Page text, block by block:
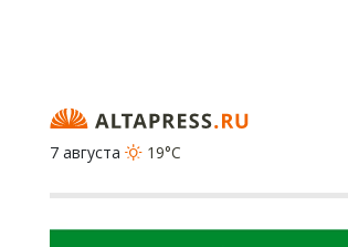
7 августа
19°C